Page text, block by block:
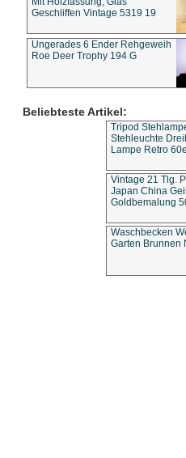
Geschliffen Vintage 5319 19
Ungerades 6 Ender Rehgeweih
Roe Deer Trophy 194 G
Beliebteste Artikel:
Tripod
Stehleuchte
Lampe Retro
Vintage 21 Tlg.
Japan China
Goldbemalung
Waschbecken
Garten Brunnen